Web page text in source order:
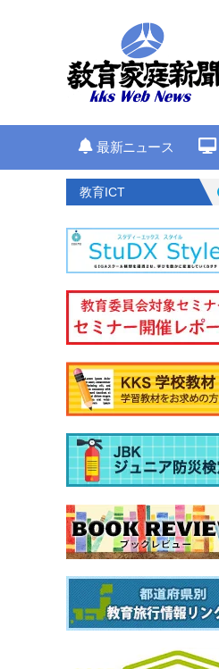
最新ニュース
教育ICT